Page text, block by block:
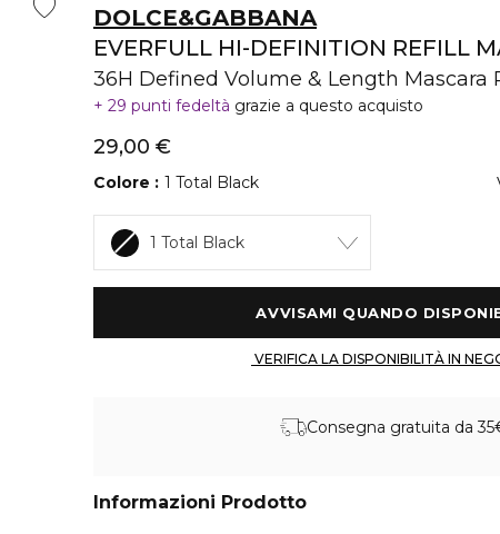
DOLCE&GABBANA
EVERFULL HI-DEFINITION REFILL
36H Defined Volume & Length Mascara
29 punti fedeltà grazie a questo acquisto
29,00 €
Colore 1 Total Black
1 Total Black
Consegna gratuita da
Informazioni Prodotto